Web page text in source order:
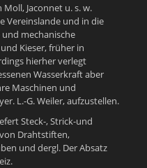
Jaconnet u. s. w.
Vereinslande und in die
und mechanische
Kieser, früher in
hierher verlegt
Wasserkraft aber
Maschinen und
L.-G. Weiler, aufzustellen.
Steck-, Strick-und
Drahtstiften,
und dergl. Der Absatz